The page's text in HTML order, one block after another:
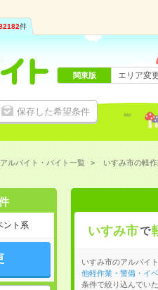
件
保存した希望条件
関東版 エリア変
ルバイト・バイト一覧 いすみ市の軽
ント系 いすみ市で
いすみ市のアルバイ
他軽作業・警備・イ
条件で絞り込んでいた